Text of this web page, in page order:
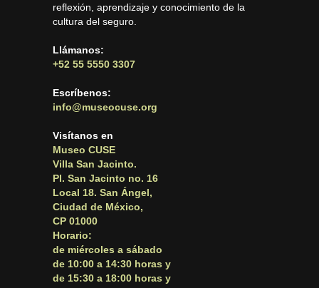
reflexión, aprendizaje y conocimiento de la
cultura del seguro.
Llámanos:
+52 55 5550 3307
Escríbenos:
info@museocuse.org
Visítanos en
Museo CUSE
Villa San Jacinto.
Pl. San Jacinto no. 16
Local 18. San Ángel,
Ciudad de México,
CP 01000
Horario:
de miércoles a sábado
de 10:00 a 14:30 horas y
de 15:30 a 18:00 horas y